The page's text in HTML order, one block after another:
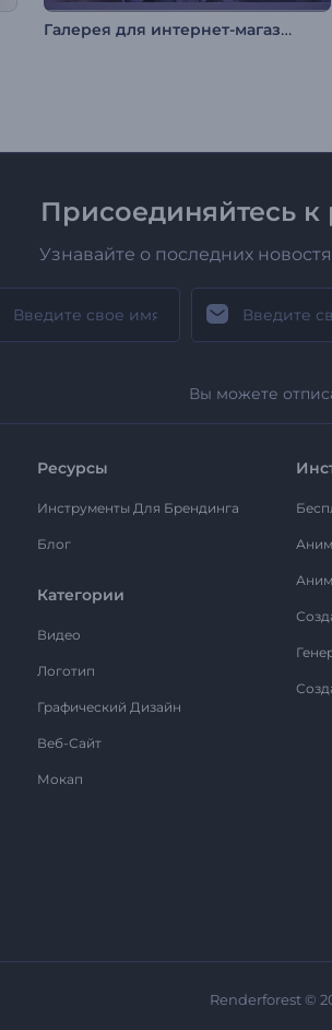
Галерея для интернет-магазина
Присоединяйтесь
Узнавайте о последних
Вы можете
Ресурсы
Инструменты Для Брендинга
Блог
Категории
Видео
Логотип
Графический Дизайн
Веб-Сайт
Мокап
Renderforest ©